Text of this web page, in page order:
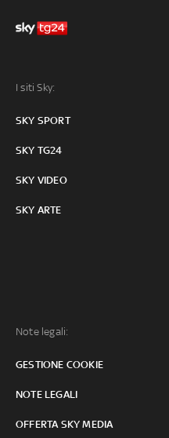
I siti Sky:
SKY SPORT
SKY TG24
SKY VIDEO
SKY ARTE
Note legali:
GESTIONE COOKIE
NOTE LEGALI
OFFERTA SKY MEDIA